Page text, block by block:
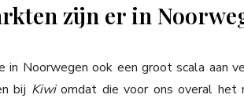
zijn er in
in Noorwegen ook een groot scala aan
bij Kiwiomdat die voor ons overal het